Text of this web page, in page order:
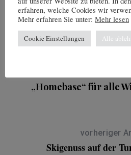
You may also like
„Homebase“ für alle
vorheriger
Skigenuss auf der
erfahren, welche Cookies wir
Mehr erfahren Sie unter: Mehr lesen
Cookie Einstellungen Alle